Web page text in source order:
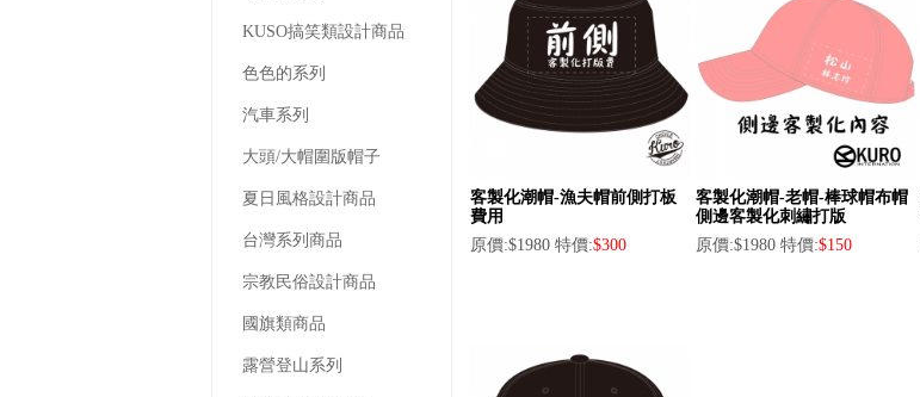
KUSO搞笑類設計商品
色色的系列
汽車系列
大頭/大帽圍版帽子
夏日風格設計商品
台灣系列商品
宗教民俗設計商品
國旗類商品
露營登山系列
客製化潮帽-漁夫帽前側打板
費用
原價:$1980 特價:$300
客製化潮帽-老帽-棒球帽布帽
側邊客製化刺繡打版
原價:$1980 特價:$150